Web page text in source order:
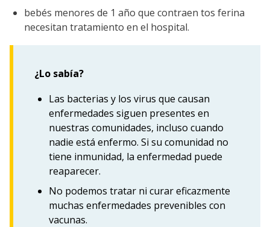
bebés menores de 1 año que contraen tos ferina
necesitan tratamiento en el hospital.
¿Lo sabía?
Las bacterias y los virus que causan
enfermedades siguen presentes en
nuestras comunidades, incluso cuando
nadie está enfermo. Si su comunidad no
tiene inmunidad, la enfermedad puede
reaparecer.
No podemos tratar ni curar eficazmente
muchas enfermedades prevenibles con
vacunas.